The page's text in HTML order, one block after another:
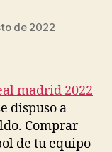
de 2022
madrid 2022
dispuso a
Comprar
de tu equipo